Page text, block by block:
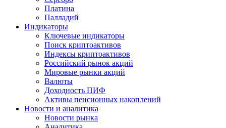
Платина
Палладий
Индикаторы
Ключевые индикаторы
Поиск криптоактивов
Индексы криптоактивов
Российский рынок акций
Мировые рынки акций
Валюты
Доходность ПИФ
Активы пенсионных накоплений
Новости и аналитика
Новости рынка